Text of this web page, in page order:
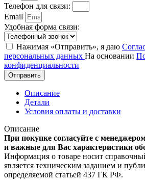
Телефон для связи:
Email
Удобная форма связи:
Нажимая «Отправить», я даю
персональных данных На основании
конфиденциальности
Отправить
Описание
Детали
Условия оплаты и доставки
Описание
При покупке согласуйте с
и важные для Вас характеристики
Информация о товаре носит
является техническим заданием и
определяемой статьей 437 ГК РФ.